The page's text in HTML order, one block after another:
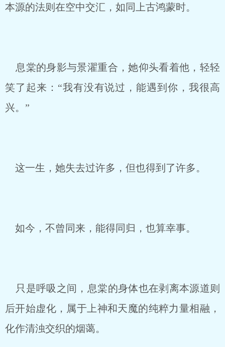
本源的法则在空中交汇，如同上古鸿蒙时。
息棠的身影与景濯重合，她仰头看着他，轻轻
笑了起来：“我有没有说过，能遇到你，我很高
兴。”
这一生，她失去过许多，但也得到了许多。
如今，不曾同来，能得同归，也算幸事。
只是呼吸之间，息棠的身体也在剥离本源道则
后开始虚化，属于上神和天魔的纯粹力量相融，
化作清浊交织的烟蔼。